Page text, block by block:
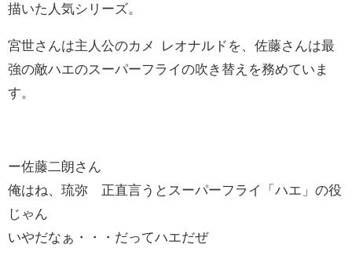
描いた人気シリーズ。
宮世さんは主人公のカメ レオナルドを、佐藤さんは最
強の敵ハエのスーパーフライの吹き替えを務めていま
す。
ー佐藤二朗さん
俺はね、琉弥 正直言うとスーパーフライ「ハエ」の役
じゃん
いやだなぁ・・・だってハエだぜ